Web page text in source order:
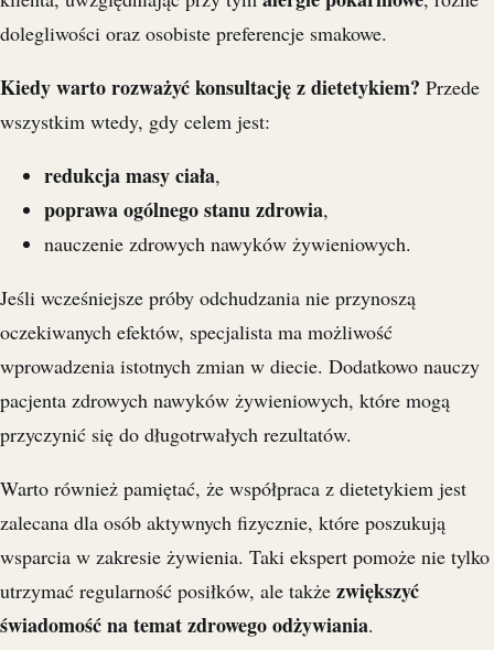
dolegliwości oraz osobiste preferencje smakowe.
Kiedy warto rozważyć konsultację z dietetykiem? Przede
wszystkim wtedy, gdy celem jest:
redukcja masy ciała,
poprawa ogólnego stanu zdrowia,
nauczenie zdrowych nawyków żywieniowych.
Jeśli wcześniejsze próby odchudzania nie przynoszą
oczekiwanych efektów, specjalista ma możliwość
wprowadzenia istotnych zmian w diecie. Dodatkowo nauczy
pacjenta zdrowych nawyków żywieniowych, które mogą
przyczynić się do długotrwałych rezultatów.
Warto również pamiętać, że współpraca z dietetykiem jest
zalecana dla osób aktywnych fizycznie, które poszukują
wsparcia w zakresie żywienia. Taki ekspert pomoże nie tylko
utrzymać regularność posiłków, ale także zwiększyć
świadomość na temat zdrowego odżywiania.